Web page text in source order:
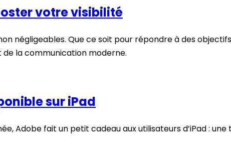
votre visibilité
négligeables. Que ce soit pour répondre à des
la communication moderne.
sur iPad
Adobe fait un petit cadeau aux utilisateurs d’iPad :